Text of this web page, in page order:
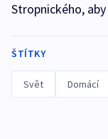
Stropnického,
ŠTÍTKY
Svět Domácí